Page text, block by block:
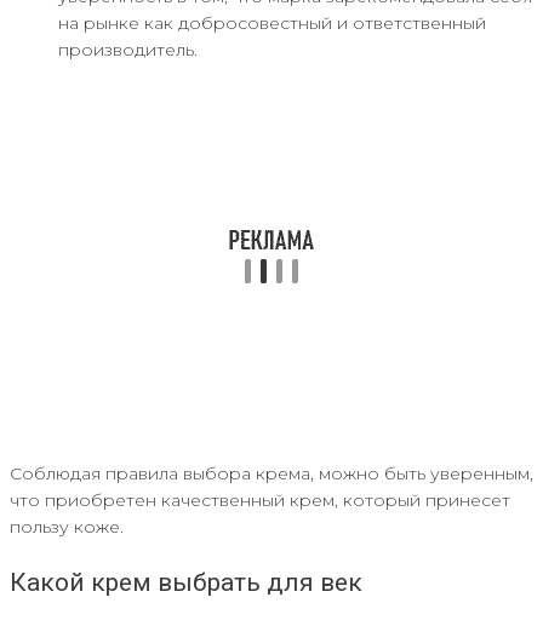
на рынке как добросовестный и ответственный
производитель.
Соблюдая правила выбора крема, можно быть уверенным,
что приобретен качественный крем, который принесет
пользу коже.
Какой крем выбрать для век